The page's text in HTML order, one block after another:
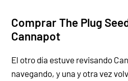
Comprar The Plug
Cannapot
El otro día estuve revisando
navegando, y una y otra vez